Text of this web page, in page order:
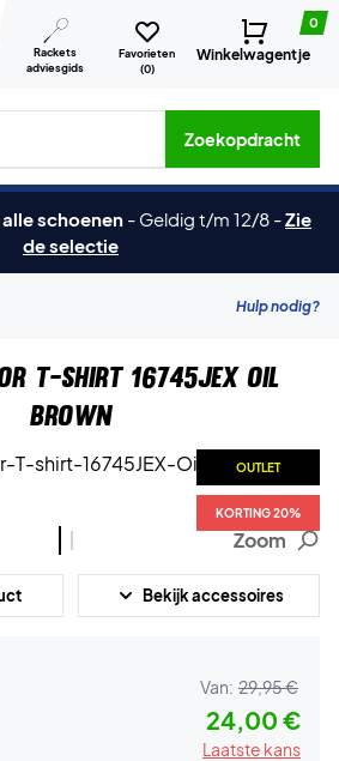
Rackets
adviesgids
Favorieten
(0)
0
Winkelwagentje
merken etc.
Zoekopdracht
schoenen - Geldig t/m 12/8 -Zie
de selectie
Hulp nodig?
T-shirt 16745JEX Oil
Brown
OUTLET
KORTING 20%
OUTLET
KORTING 20%
Zoom
Bekijk accessoires
Van: 29,95 €
24,00 €
Laatste kans